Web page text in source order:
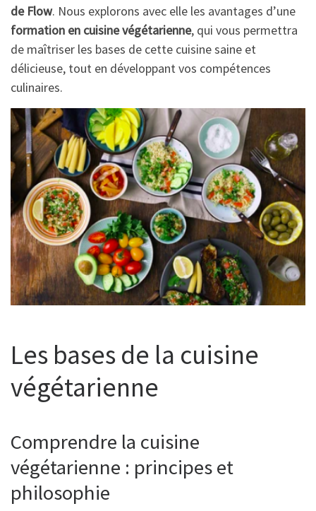
de Flow. Nous explorons avec elle les avantages d’une
formation en cuisine végétarienne, qui vous permettra
de maîtriser les bases de cette cuisine saine et
délicieuse, tout en développant vos compétences
culinaires.
Les bases de la cuisine
végétarienne
Comprendre la cuisine
végétarienne : principes et
philosophie